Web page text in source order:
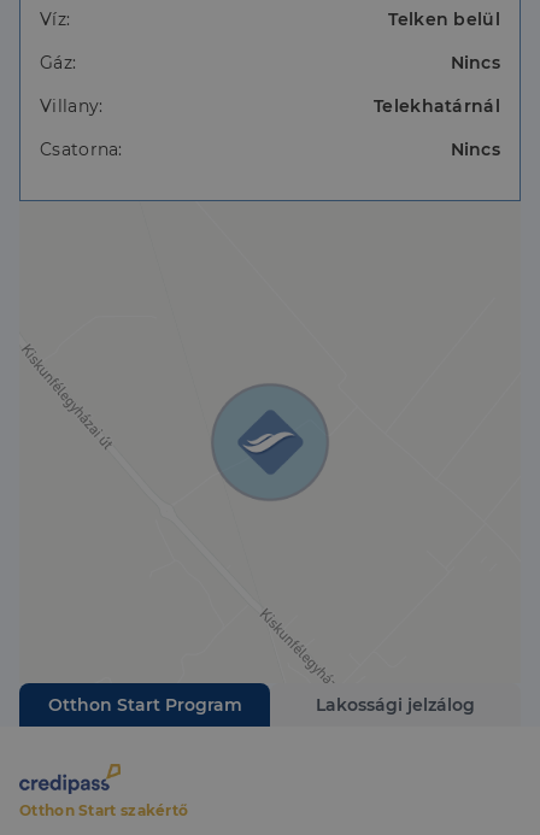
Víz:
Telken belül
Gáz:
Nincs
Villany:
Telekhatárnál
Csatorna:
Nincs
Otthon Start Program Lakossági jelzálog
Otthon Start szakértő